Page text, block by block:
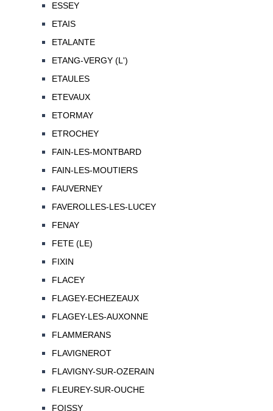
ESSEY
ETAIS
ETALANTE
ETANG-VERGY (L')
ETAULES
ETEVAUX
ETORMAY
ETROCHEY
FAIN-LES-MONTBARD
FAIN-LES-MOUTIERS
FAUVERNEY
FAVEROLLES-LES-LUCEY
FENAY
FETE (LE)
FIXIN
FLACEY
FLAGEY-ECHEZEAUX
FLAGEY-LES-AUXONNE
FLAMMERANS
FLAVIGNEROT
FLAVIGNY-SUR-OZERAIN
FLEUREY-SUR-OUCHE
FOISSY